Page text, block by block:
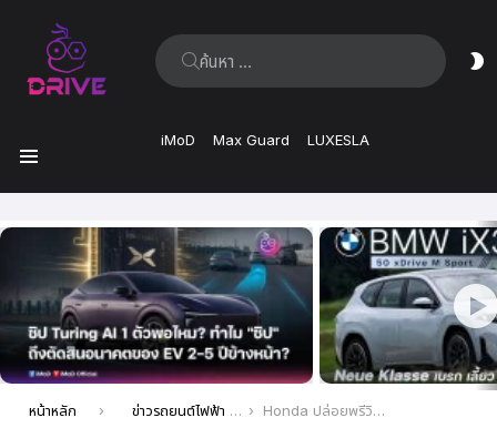
ค้นหา:
iMoD Max Guard LUXESLA
ล่าสุด
คุณอยู่ที่นี่:
หน้าหลัก ข่าวรถยนต์ไฟฟ้า EV ล่าสุด Honda ปล่อยพรีวิว Prologue รถ SUV ไฟฟ้าคันแรก พร้อมข้อมูลระยะทางและราคา เตรียมเปิดตัวปี 2024